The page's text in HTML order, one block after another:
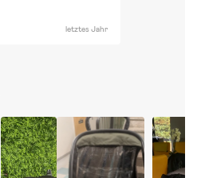
letztes Jahr